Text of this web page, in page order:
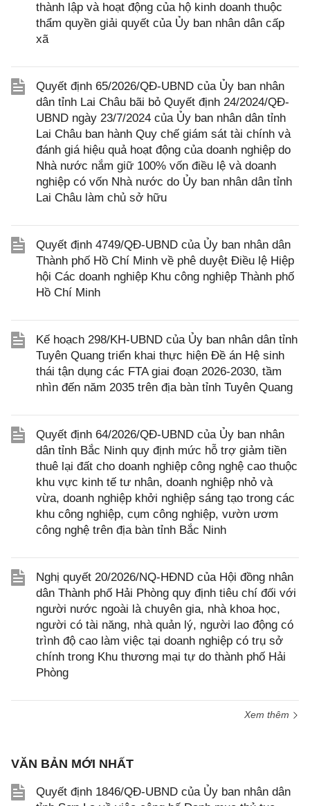
thành lập và hoạt động của hộ kinh doanh thuộc
thẩm quyền giải quyết của Ủy ban nhân dân cấp
xã
Quyết định 65/2026/QĐ-UBND của Ủy ban nhân
dân tỉnh Lai Châu bãi bỏ Quyết định 24/2024/QĐ-
UBND ngày 23/7/2024 của Ủy ban nhân dân tỉnh
Lai Châu ban hành Quy chế giám sát tài chính và
đánh giá hiệu quả hoạt động của doanh nghiệp do
Nhà nước nắm giữ 100% vốn điều lệ và doanh
nghiệp có vốn Nhà nước do Ủy ban nhân dân tỉnh
Lai Châu làm chủ sở hữu
Quyết định 4749/QĐ-UBND của Ủy ban nhân dân
Thành phố Hồ Chí Minh về phê duyệt Điều lệ Hiệp
hội Các doanh nghiệp Khu công nghiệp Thành phố
Hồ Chí Minh
Kế hoạch 298/KH-UBND của Ủy ban nhân dân tỉnh
Tuyên Quang triển khai thực hiện Đề án Hệ sinh
thái tận dụng các FTA giai đoạn 2026-2030, tầm
nhìn đến năm 2035 trên địa bàn tỉnh Tuyên Quang
Quyết định 64/2026/QĐ-UBND của Ủy ban nhân
dân tỉnh Bắc Ninh quy định mức hỗ trợ giảm tiền
thuê lại đất cho doanh nghiệp công nghệ cao thuộc
khu vực kinh tế tư nhân, doanh nghiệp nhỏ và
vừa, doanh nghiệp khởi nghiệp sáng tạo trong các
khu công nghiệp, cụm công nghiệp, vườn ươm
công nghệ trên địa bàn tỉnh Bắc Ninh
Nghị quyết 20/2026/NQ-HĐND của Hội đồng nhân
dân Thành phố Hải Phòng quy định tiêu chí đối với
người nước ngoài là chuyên gia, nhà khoa học,
người có tài năng, nhà quản lý, người lao động có
trình độ cao làm việc tại doanh nghiệp có trụ sở
chính trong Khu thương mại tự do thành phố Hải
Phòng
Xem thêm
VĂN BẢN MỚI NHẤT
Quyết định 1846/QĐ-UBND của Ủy ban nhân dân